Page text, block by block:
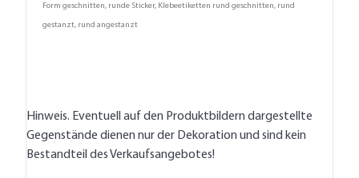
Form geschnitten, runde Sticker, Klebeetiketten rund geschnitten, rund
gestanzt, rund angestanzt
Hinweis. Eventuell auf den Produktbildern dargestellte
Gegenstände dienen nur der Dekoration und sind kein
Bestandteil des Verkaufsangebotes!